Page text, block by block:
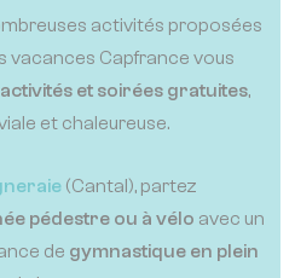
activités proposées
vacances Capfrance vous
et soirées gratuites,
et chaleureuse.
(Cantal), partez
pédestre ou à vélo avec un
de gymnastique en plein